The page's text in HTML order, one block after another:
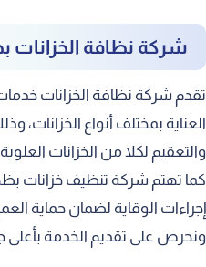
شركة نظافة الخزانات
تقدم شركة نظافة الخزانات
العناية بمختلف أنواع
والتعقيم لكلا من الخزانات
كما تهتم شركة تنظيف خزانات
إجراءات الوقاية لضمان حماية
ونحرص على تقديم الخدمة بأعلى